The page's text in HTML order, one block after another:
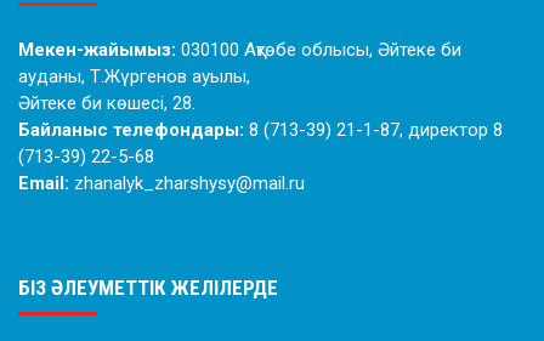
Мекен-жайымыз: 030100 Ақтөбе облысы, Әйтеке би
ауданы, Т.Жүргенов ауылы,
Әйтеке би көшесі, 28.
Байланыс телефондары: 8 (713-39) 21-1-87, директор 8
(713-39) 22-5-68
Email: zhanalyk_zharshysy@mail.ru
БІЗ ӘЛЕУМЕТТІК ЖЕЛІЛЕРДЕ